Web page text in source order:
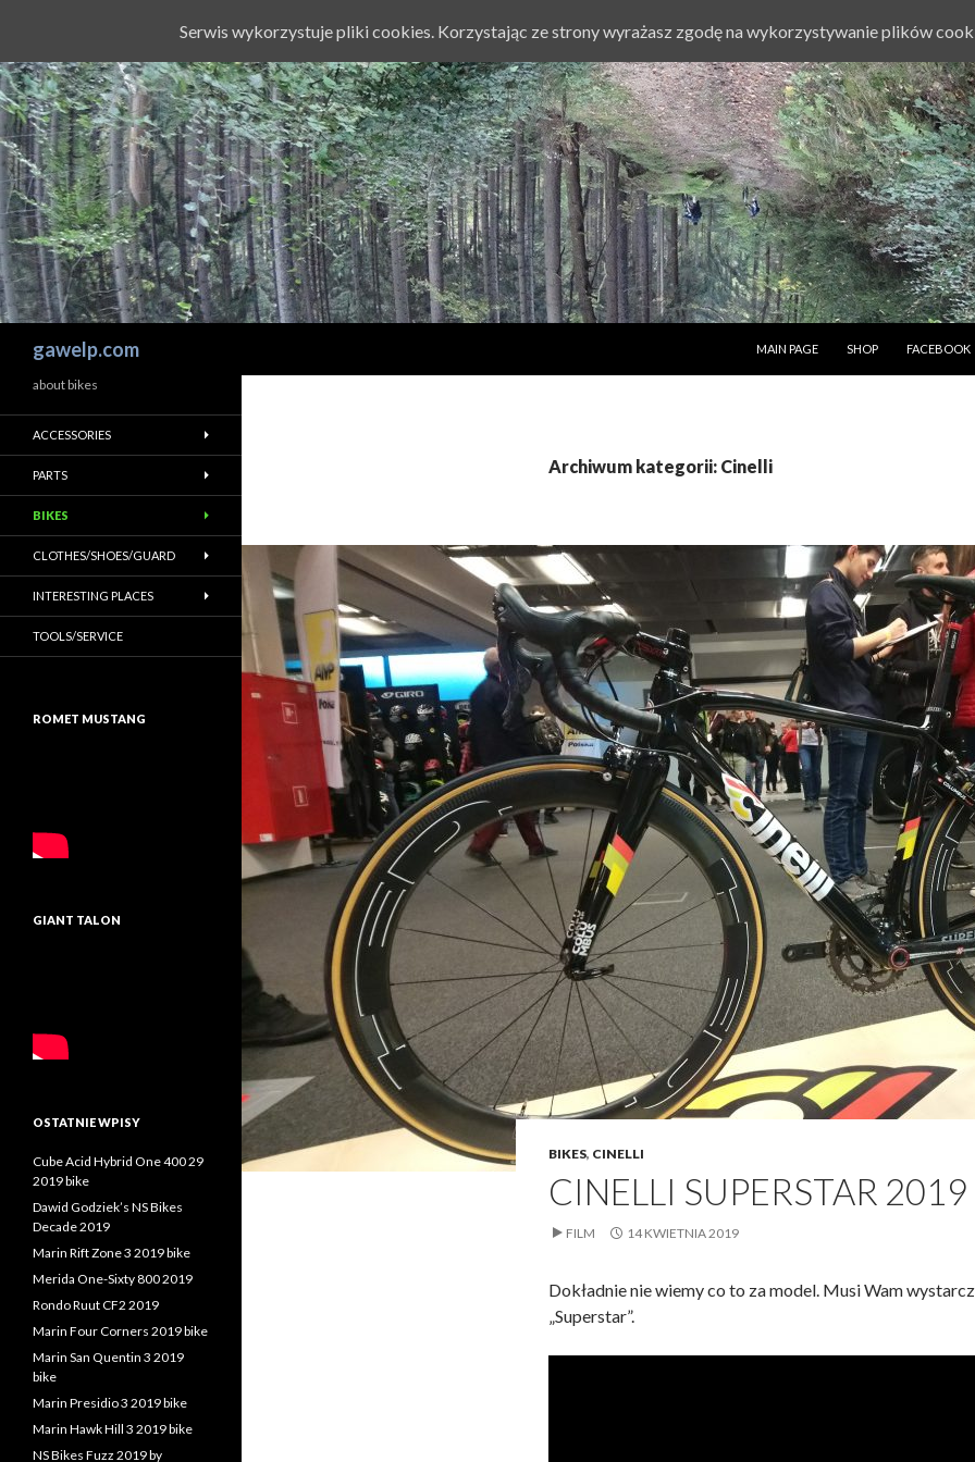
gawelp.com
MAIN PAGE
SHOP FACEBOOK
Archiwum kategorii: Cinelli
BIKES, CINELLI
CINELLI SUPERSTAR
FILM 14 KWIETNIA 2019
Dokładnie nie wiemy co to za model. Musi Wam
„Superstar”.
about bikes
ACCESSORIES
PARTS
BIKES
CLOTHES/SHOES/GUARD
INTERESTING PLACES
TOOLS/SERVICE
ROMET MUSTANG
GIANT TALON
OSTATNIE WPISY
Cube Acid Hybrid One 400 29
2019 bike
Dawid Godziek’s NS Bikes
Decade 2019
Marin Rift Zone 3 2019 bike
Merida One-Sixty 800 2019
Rondo Ruut CF2 2019
Marin Four Corners 2019 bike
Marin San Quentin 3 2019
bike
Marin Presidio 3 2019 bike
Marin Hawk Hill 3 2019 bike
NS Bikes Fuzz 2019 by
Serwis wykorzystuje pliki cookies. Korzystając ze strony wyrażasz zgodę na wykorzystywanie plików